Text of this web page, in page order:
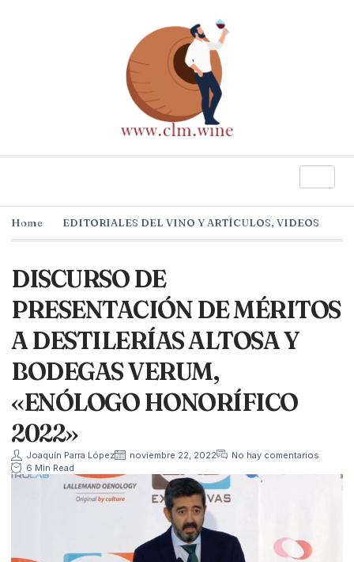
Home EDITORIALES DEL VINO Y ARTÍCULOS, VIDEOS
DISCURSO DE
PRESENTACIÓN DE MÉRITOS
A DESTILERÍAS ALTOSA Y
BODEGAS VERUM,
«ENÓLOGO HONORÍFICO
2022»
Joaquín Parra López noviembre 22, 2022
No hay comentarios
6 Min Read